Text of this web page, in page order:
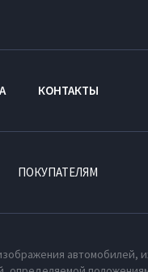
КОНТАКТЫ
ПОКУПАТЕЛЯМ
автомобилей,